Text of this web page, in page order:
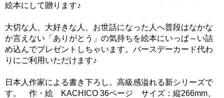
絵本にして贈ります♪
大切な人、大好きな人、お世話になった人へ普段はなかな
か言えない「ありがとう」の気持ちを絵本にいっぱ～い詰
め込んでプレゼントしちゃいます。バースデーカード代わ
りにご利用いただけます♪
日本人作家による書き下ろし。高級感溢れる新シリーズで
す。 作・絵 KACHICO 36ページ サイズ：縦266mm、